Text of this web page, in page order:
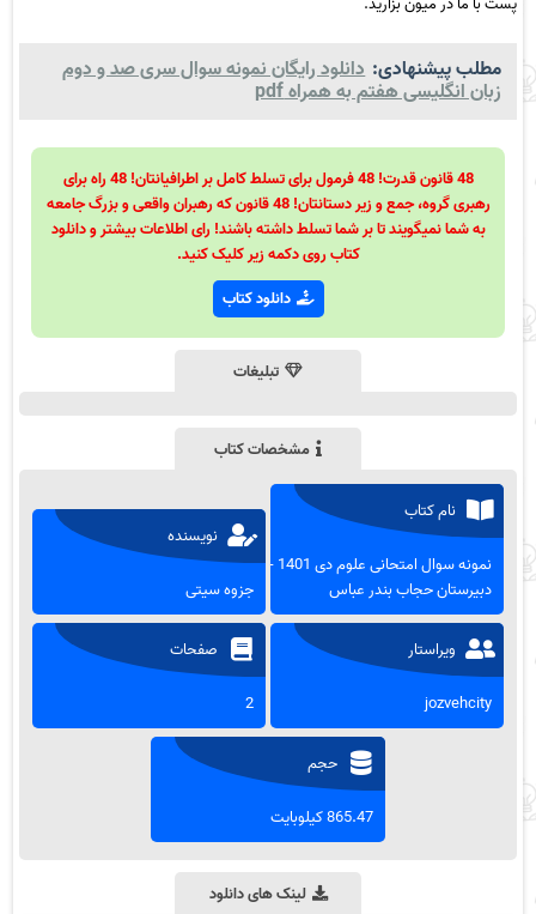
مطلب پیشنهادی: دانلود رایگان نمونه سوال سری صد و دوم
زبان انگلیسی هفتم به همراه pdf
48 قانون قدرت! 48 فرمول برای تسلط کامل بر اطرافیانتان! 48 راه برای
رهبری گروه، جمع و زیر دستانتان! 48 قانون که رهبران واقعی و بزرگ جامعه
به شما نمیگویند تا بر شما تسلط داشته باشند! رای اطلاعات بیشتر و دانلود
کتاب روی دکمه زیر کلیک کنید.
دانلود کتاب
تبلیغات
مشخصات کتاب
نام کتاب
نمونه سوال امتحانی علوم دی 1401 -
دبیرستان حجاب بندر عباس
نویسنده
جزوه سیتی
ویراستار
jozvehcity
صفحات
2
حجم
865.47 کیلوبایت
لینک های دانلود